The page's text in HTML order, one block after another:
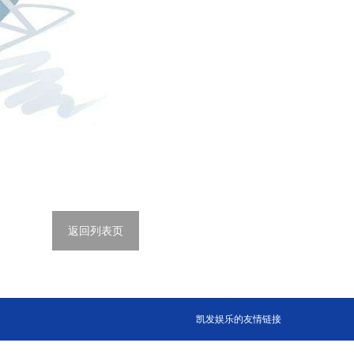
返回列表页
凯发娱乐的友情链接